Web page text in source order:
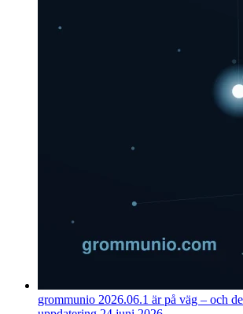
grommunio 2026.06.1 är på väg – och